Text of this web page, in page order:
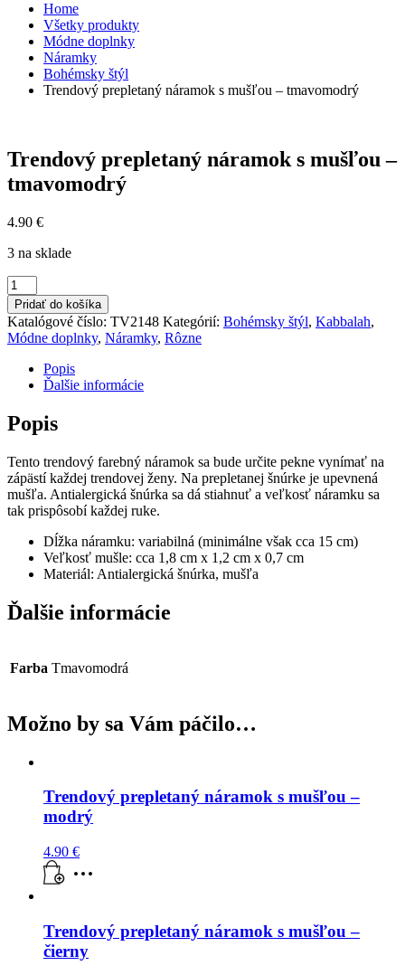
Home
Všetky produkty
Módne doplnky
Náramky
Bohémsky štýl
Trendový prepletaný náramok s mušľou – tmavomodrý
Trendový prepletaný náramok s mušľou –
tmavomodrý
4.90 €
3 na sklade
množstvo
Trendový
prepletaný
náramok
s
mušľou
tmavomodrý
Pridať do košíka
Katalógové číslo: TV2148 Kategórií: Bohémsky štýl, Kabbalah,
Módne doplnky, Náramky, Rôzne
Popis
Ďalšie informácie
Popis
Tento trendový farebný náramok sa bude určite pekne vynímať na
zápästí každej trendovej ženy. Na prepletanej šnúrke je upevnená
mušľa. Antialergická šnúrka sa dá stiahnuť a veľkosť náramku sa
tak prispôsobí každej ruke.
Dĺžka náramku: variabilná (minimálne však cca 15 cm)
Veľkosť mušle: cca 1,8 cm x 1,2 cm x 0,7 cm
Materiál: Antialergická šnúrka, mušľa
Ďalšie informácie
Farba Tmavomodrá
Možno by sa Vám páčilo…
Trendový prepletaný náramok s mušľou –
modrý
4.90 €
Trendový prepletaný náramok s mušľou –
čierny